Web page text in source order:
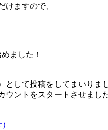
けますので、
ました！
として投稿をしてまいりま
ントをスタートさせました